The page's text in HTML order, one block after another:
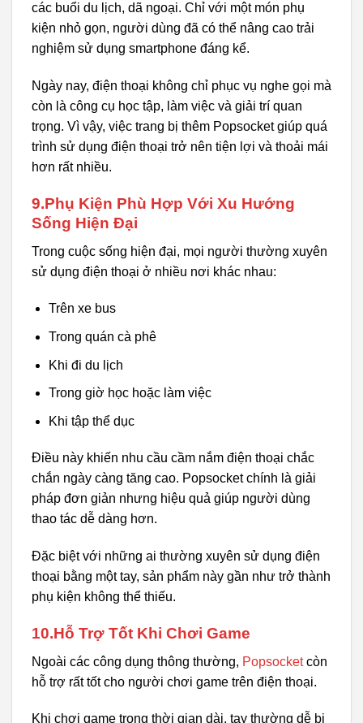
các buổi du lịch, dã ngoại. Chỉ với một món phụ
kiện nhỏ gọn, người dùng đã có thể nâng cao trải
nghiệm sử dụng smartphone đáng kể.
Ngày nay, điện thoại không chỉ phục vụ nghe gọi mà
còn là công cụ học tập, làm việc và giải trí quan
trọng. Vì vậy, việc trang bị thêm Popsocket giúp quá
trình sử dụng điện thoại trở nên tiện lợi và thoải mái
hơn rất nhiều.
9.Phụ Kiện Phù Hợp Với Xu Hướng
Sống Hiện Đại
Trong cuộc sống hiện đại, mọi người thường xuyên
sử dụng điện thoại ở nhiều nơi khác nhau:
Trên xe bus
Trong quán cà phê
Khi đi du lịch
Trong giờ học hoặc làm việc
Khi tập thể dục
Điều này khiến nhu cầu cầm nắm điện thoại chắc
chắn ngày càng tăng cao. Popsocket chính là giải
pháp đơn giản nhưng hiệu quả giúp người dùng
thao tác dễ dàng hơn.
Đặc biệt với những ai thường xuyên sử dụng điện
thoại bằng một tay, sản phẩm này gần như trở thành
phụ kiện không thể thiếu.
10.Hỗ Trợ Tốt Khi Chơi Game
Ngoài các công dụng thông thường, Popsocketcòn
hỗ trợ rất tốt cho người chơi game trên điện thoại.
Khi chơi game trong thời gian dài, tay thường dễ bị